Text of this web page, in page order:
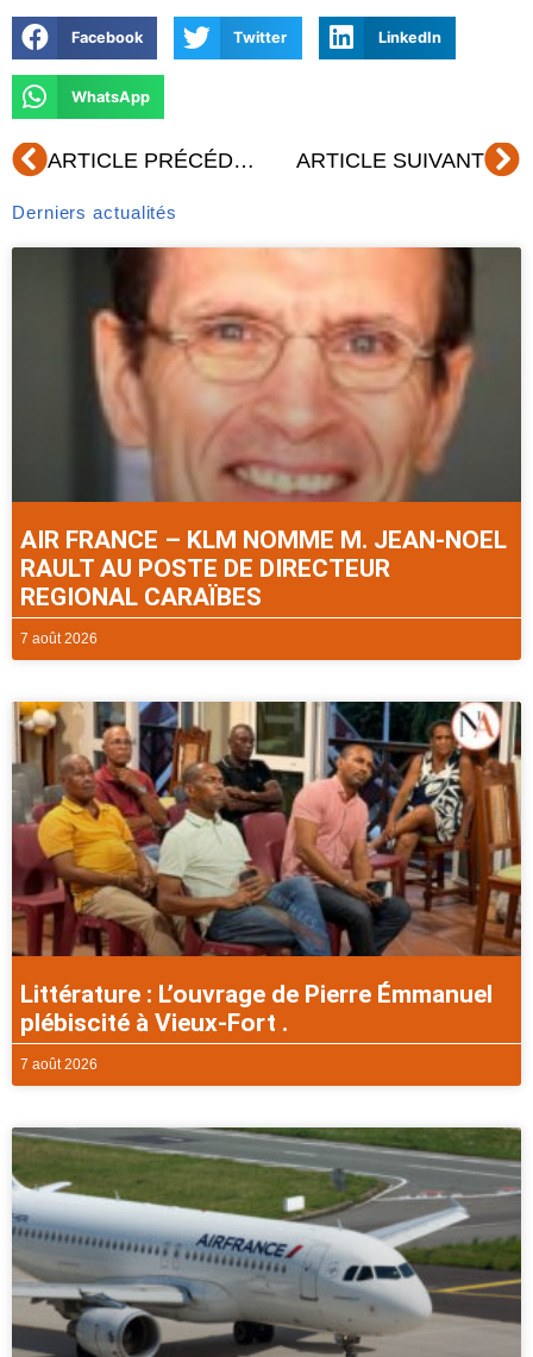
Facebook Twitter LinkedIn
WhatsApp
Précédent ARTICLE PRÉCÉDENT ARTICLE SUIVANT
Derniers actualités
AIR FRANCE – KLM NOMME M. JEAN-NOEL
RAULT AU POSTE DE DIRECTEUR
REGIONAL CARAÏBES
7 août 2026
Littérature : L’ouvrage de Pierre Émmanuel
plébiscité à Vieux-Fort .
7 août 2026